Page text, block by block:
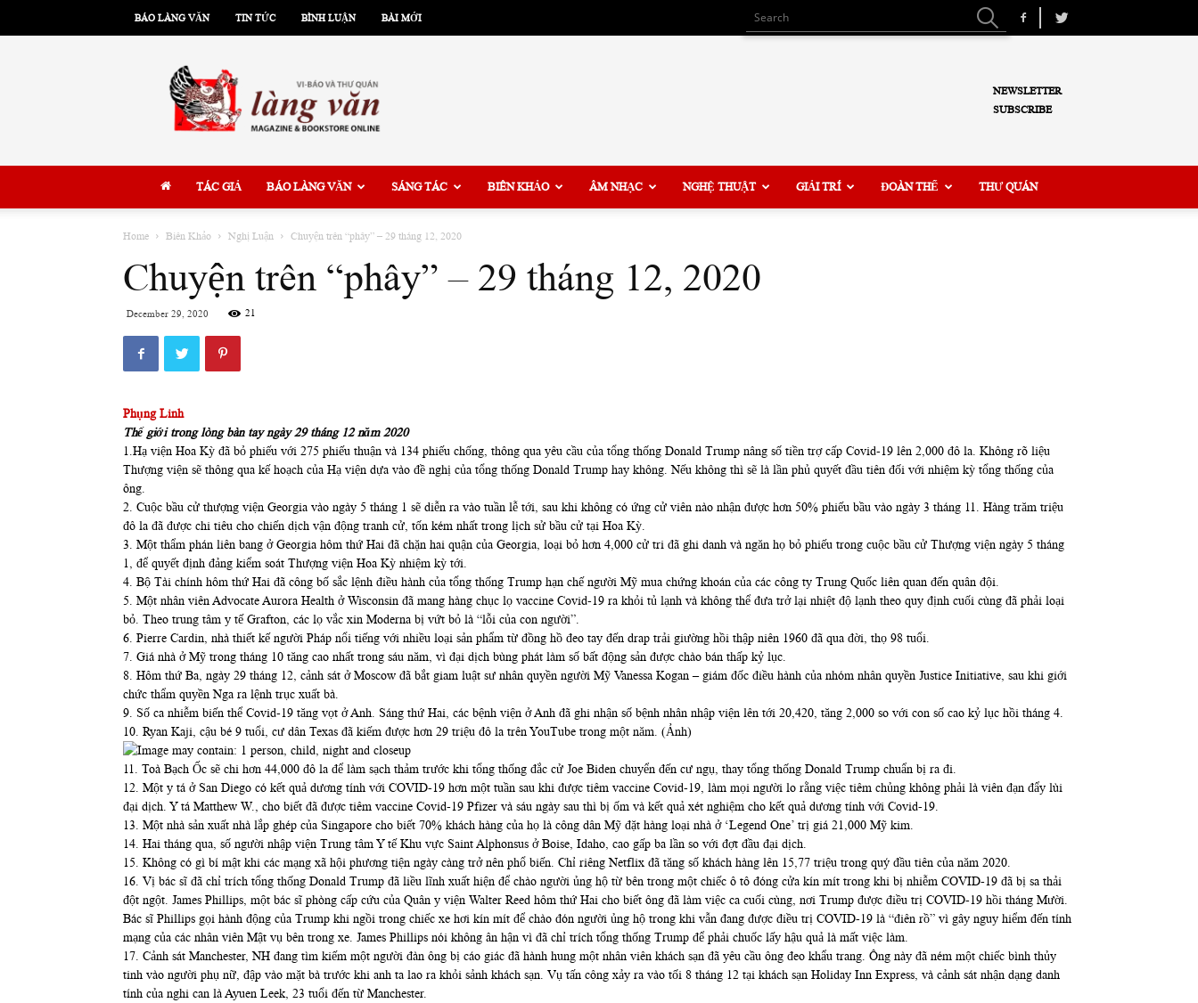
BÁO LÀNG VĂN TIN TỨC BÌNH LUẬN BÀI MỚI
Văn
NEWSLETTER
SUBSCRIBE
TÁC GIẢ BÁO LÀNG VĂN SÁNG TÁC BIÊN KHẢO ÂM NHẠC NGHỆ THUẬT GIẢI TRÍ ĐOÀN THỂ THƯ QUÁN
Home Biên Khảo Nghị Luận Chuyện trên “phây” – 29 tháng 12, 2020
Chuyện trên “phây” – 29 tháng 12, 2020
December 29, 2020 21
Phụng Linh
Thế giới trong lòng bàn tay ngày 29 tháng 12 năm 2020
1.Hạ viện Hoa Kỳ đã bỏ phiếu với 275 phiếu thuận và 134 phiếu chống, thông qua yêu cầu của tổng thống Donald Trump nâng số tiền trợ cấp Covid-19 lên 2,000 đô la. Không rõ liệu
Thượng viện sẽ thông qua kế hoạch của Hạ viện dựa vào đề nghị của tổng thống Donald Trump hay không. Nếu không thì sẽ là lần phủ quyết đầu tiên đối với nhiệm kỳ tổng thống của
ông.
2. Cuộc bầu cử thượng viện Georgia vào ngày 5 tháng 1 sẽ diễn ra vào tuần lễ tới, sau khi không có ứng cử viên nào nhận được hơn 50% phiếu bầu vào ngày 3 tháng 11. Hàng trăm triệu
đô la đã được chi tiêu cho chiến dịch vận động tranh cử, tốn kém nhất trong lịch sử bầu cử tại Hoa Kỳ.
3. Một thẩm phán liên bang ở Georgia hôm thứ Hai đã chặn hai quận của Georgia, loại bỏ hơn 4,000 cử tri đã ghi danh và ngăn họ bỏ phiếu trong cuộc bầu cử Thượng viện ngày 5 tháng
1, để quyết định đảng kiểm soát Thượng viện Hoa Kỳ nhiệm kỳ tới.
4. Bộ Tài chính hôm thứ Hai đã công bố sắc lệnh điều hành của tổng thống Trump hạn chế người Mỹ mua chứng khoán của các công ty Trung Quốc liên quan đến quân đội.
5. Một nhân viên Advocate Aurora Health ở Wisconsin đã mang hàng chục lọ vaccine Covid-19 ra khỏi tủ lạnh và không thể đưa trở lại nhiệt độ lạnh theo quy định cuối cùng đã phải loại
bỏ. Theo trung tâm y tế Grafton, các lọ vắc xin Moderna bị vứt bỏ là “lỗi của con người”.
6. Pierre Cardin, nhà thiết kế người Pháp nổi tiếng với nhiều loại sản phẩm từ đồng hồ đeo tay đến drap trải giường hồi thập niên 1960 đã qua đời, thọ 98 tuổi.
7. Giá nhà ở Mỹ trong tháng 10 tăng cao nhất trong sáu năm, vì đại dịch bùng phát làm số bất động sản được chào bán thấp kỷ lục.
8. Hôm thứ Ba, ngày 29 tháng 12, cảnh sát ở Moscow đã bắt giam luật sư nhân quyền người Mỹ Vanessa Kogan – giám đốc điều hành của nhóm nhân quyền Justice Initiative, sau khi giới
chức thẩm quyền Nga ra lệnh trục xuất bà.
9. Số ca nhiễm biến thể Covid-19 tăng vọt ở Anh. Sáng thứ Hai, các bệnh viện ở Anh đã ghi nhận số bệnh nhân nhập viện lên tới 20,420, tăng 2,000 so với con số cao kỷ lục hồi tháng 4.
10. Ryan Kaji, cậu bé 9 tuổi, cư dân Texas đã kiếm được hơn 29 triệu đô la trên YouTube trong một năm. (Ảnh)
11. Toà Bạch Ốc sẽ chi hơn 44,000 đô la để làm sạch thảm trước khi tổng thống đắc cử Joe Biden chuyển đến cư ngụ, thay tổng thống Donald Trump chuẩn bị ra đi.
12. Một y tá ở San Diego có kết quả dương tính với COVID-19 hơn một tuần sau khi được tiêm vaccine Covid-19, làm mọi người lo rằng việc tiêm chủng không phải là viên đạn đẩy lùi
đại dịch. Y tá Matthew W., cho biết đã được tiêm vaccine Covid-19 Pfizer và sáu ngày sau thì bị ốm và kết quả xét nghiệm cho kết quả dương tính với Covid-19.
13. Một nhà sản xuất nhà lắp ghép của Singapore cho biết 70% khách hàng của họ là công dân Mỹ đặt hàng loại nhà ở ‘Legend One’ trị giá 21,000 Mỹ kim.
14. Hai tháng qua, số người nhập viện Trung tâm Y tế Khu vực Saint Alphonsus ở Boise, Idaho, cao gấp ba lần so với đợt đầu đại dịch.
15. Không có gì bí mật khi các mạng xã hội phương tiện ngày càng trở nên phổ biến. Chỉ riêng Netflix đã tăng số khách hàng lên 15,77 triệu trong quý đầu tiên của năm 2020.
16. Vị bác sĩ đã chỉ trích tổng thống Donald Trump đã liều lĩnh xuất hiện để chào người ủng hộ từ bên trong một chiếc ô tô đóng cửa kín mít trong khi bị nhiễm COVID-19 đã bị sa thải
đột ngột. James Phillips, một bác sĩ phòng cấp cứu của Quân y viện Walter Reed hôm thứ Hai cho biết ông đã làm việc ca cuối cùng, nơi Trump được điều trị COVID-19 hồi tháng Mười.
Bác sĩ Phillips gọi hành động của Trump khi ngồi trong chiếc xe hơi kín mít để chào đón người ủng hộ trong khi vẫn đang được điều trị COVID-19 là “điên rồ” vì gây nguy hiểm đến tính
mạng của các nhân viên Mật vụ bên trong xe. James Phillips nói không ân hận vì đã chỉ trích tổng thống Trump để phải chuốc lấy hậu quả là mất việc làm.
17. Cảnh sát Manchester, NH đang tìm kiếm một người đàn ông bị cáo giác đã hành hung một nhân viên khách sạn đã yêu cầu ông đeo khẩu trang. Ông này đã ném một chiếc bình thủy
tinh vào người phụ nữ, đập vào mặt bà trước khi anh ta lao ra khỏi sảnh khách sạn. Vụ tấn công xảy ra vào tối 8 tháng 12 tại khách sạn Holiday Inn Express, và cảnh sát nhận dạng danh
tính của nghi can là Ayuen Leek, 23 tuổi đến từ Manchester.